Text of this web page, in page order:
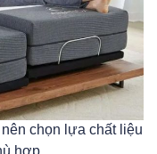
chọn lựa chất liệu